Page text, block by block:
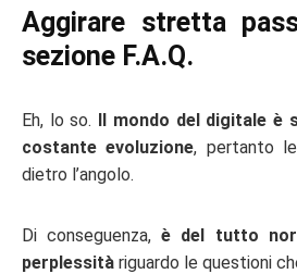
Aggirare stretta
sezione F.A.Q.
Eh, lo so. Il mondo del digitale è
costante evoluzione, pertanto
dietro l’angolo.
Di conseguenza,è del tutto
perplessità riguardo le questioni